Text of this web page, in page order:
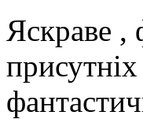
Яскраве ,